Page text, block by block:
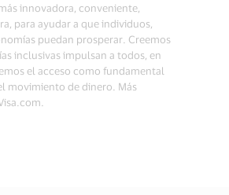
innovadora, conveniente,
para ayudar a que individuos,
puedan prosperar. Creemos
inclusivas impulsan a todos, en
el acceso como fundamental
movimiento de dinero. Más